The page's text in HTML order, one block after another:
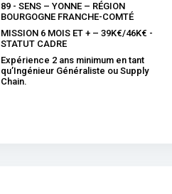
89 - SENS – YONNE – RÉGION
BOURGOGNE FRANCHE-COMTÉ
MISSION 6 MOIS ET + – 39K€/46K€ -
STATUT CADRE
Expérience 2 ans minimum en tant
qu’Ingénieur Généraliste ou Supply
Chain.